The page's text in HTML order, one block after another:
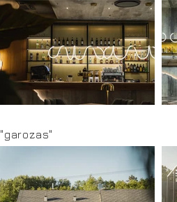
"garozas"